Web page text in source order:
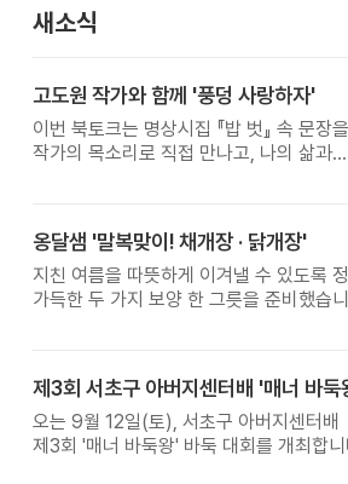
새소식
고도원 작가와 함께 '풍덩 사랑하자'
이번 북토크는 명상시집 『밥 벗』 속 문장을
작가의 목소리로 직접 만나고, 나의 삶과
옹달샘 '말복맞이! 채개장 · 닭개장'
지친 여름을 따뜻하게 이겨낼 수 있도록
가득한 두 가지 보양 한 그릇을 준비했습
오는 9월 12일(토), 서초구 아버지센터배
제3회 '매너 바둑왕' 바둑 대회를 개최합